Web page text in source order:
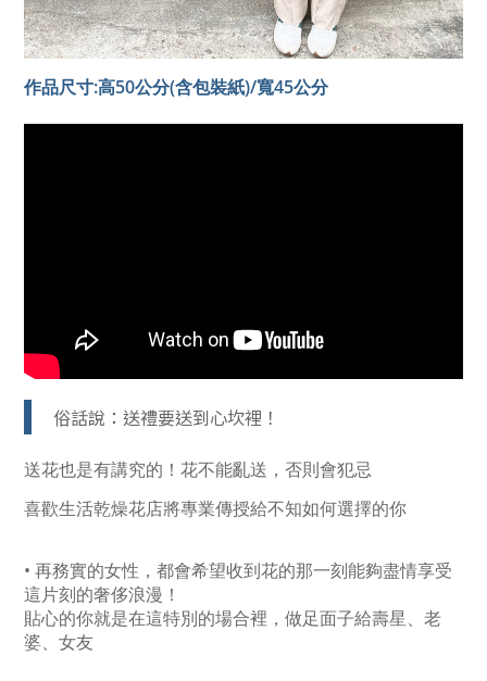
作品尺寸:高50公分(含包裝紙)/寬45公分
俗話說：送禮要送到心坎裡！
送花也是有講究的！花不能亂送，否則會犯忌
喜歡生活乾燥花店將專業傳授給不知如何選擇的你
• 再務實的女性，都會希望收到花的那一刻能夠盡情享受
這片刻的奢侈浪漫！
貼心的你就是在這特別的場合裡，做足面子給壽星、老
婆、女友